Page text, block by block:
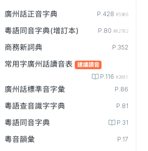
廣州話正音字典 P.428 #5906
粵語同音字典(增訂本) P.80 #02702
商務新詞典 P.352
常用字廣州話讀音表 建議讀音
P.116 #2081
廣州話標準音字彙 P.86
粵語查音識字字典 P.81
粵語同音字典 P.31
粵音韻彙 P.17